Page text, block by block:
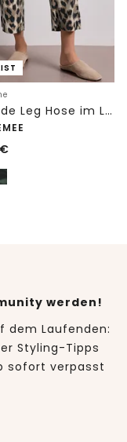
7/8 Wide Leg Hose im Loose Fit mit Print
€
werden!
dem Laufenden:
Styling-Tipps
sofort verpasst